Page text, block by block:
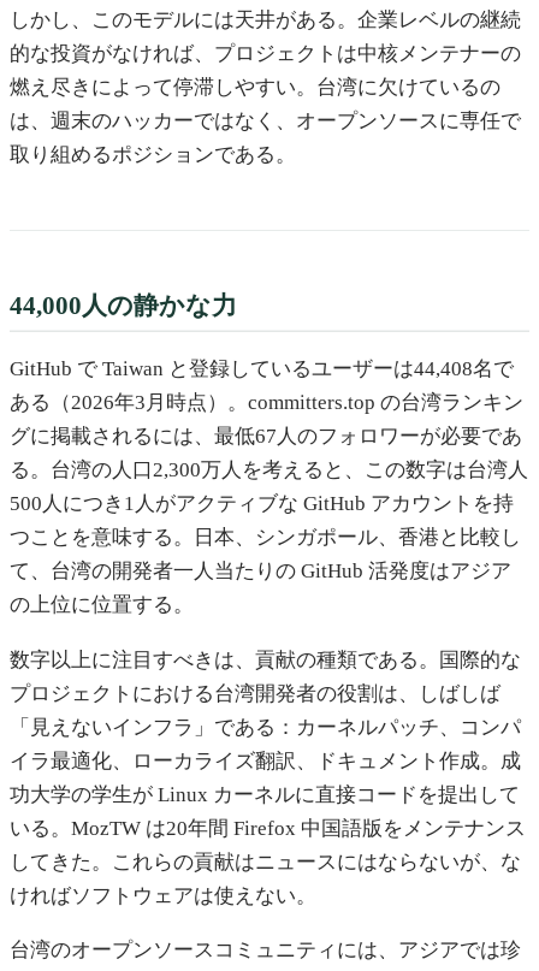
しかし、このモデルには天井がある。企業レベルの継続
的な投資がなければ、プロジェクトは中核メンテナーの
燃え尽きによって停滞しやすい。台湾に欠けているの
は、週末のハッカーではなく、オープンソースに専任で
取り組めるポジションである。
44,000人の静かな力
GitHub で Taiwan と登録しているユーザーは44,408名で
ある（2026年3月時点）。committers.top の台湾ランキン
グに掲載されるには、最低67人のフォロワーが必要であ
る。台湾の人口2,300万人を考えると、この数字は台湾人
500人につき1人がアクティブな GitHub アカウントを持
つことを意味する。日本、シンガポール、香港と比較し
て、台湾の開発者一人当たりの GitHub 活発度はアジア
の上位に位置する。
数字以上に注目すべきは、貢献の種類である。国際的な
プロジェクトにおける台湾開発者の役割は、しばしば
「見えないインフラ」である：カーネルパッチ、コンパ
イラ最適化、ローカライズ翻訳、ドキュメント作成。成
功大学の学生が Linux カーネルに直接コードを提出して
いる。MozTW は20年間 Firefox 中国語版をメンテナンス
してきた。これらの貢献はニュースにはならないが、な
ければソフトウェアは使えない。
台湾のオープンソースコミュニティには、アジアでは珍